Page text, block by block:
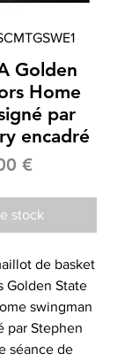
Golden
Home
par
encadré
€Prix
stock
de basket
Golden State
swingman
par Stephen
séance de